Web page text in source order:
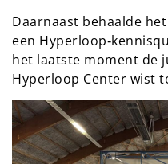
Daarnaast behaalde
een
het laatste moment de
Hyperloop Center wist